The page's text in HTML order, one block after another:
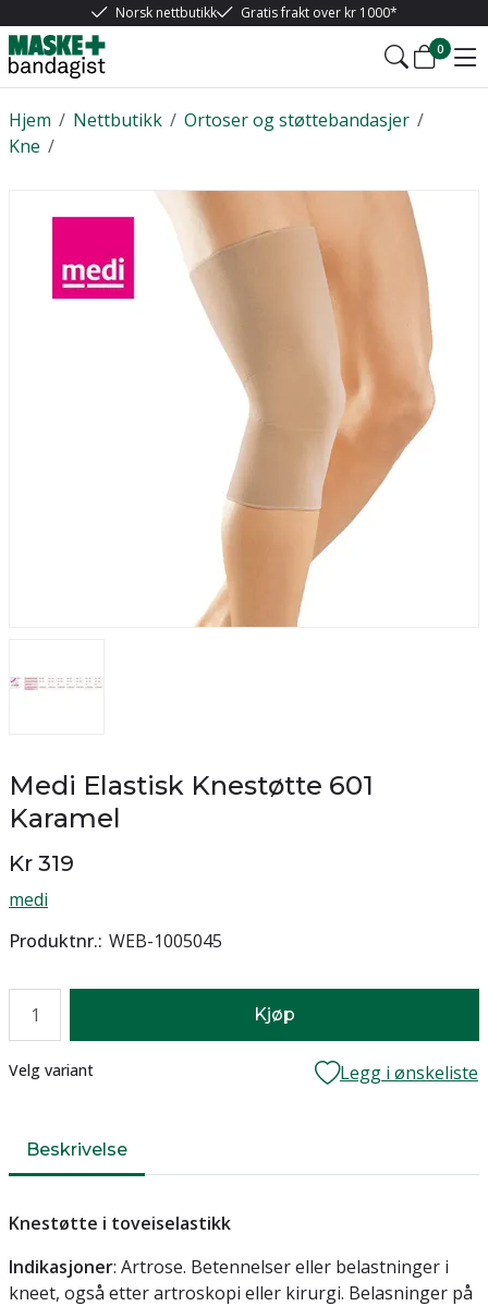
Norsk nettbutikk Gratis frakt over kr 1000*
0
/
Hjem /
Nettbutikk /
Ortoser og støttebandasjer
/
Kne
Medi Elastisk Knestøtte 601
Karamel
Kr 319
medi
Produktnr. WEB-1005045
Kjøp
Lager
Velg variant Legg i ønskeliste
Beskrivelse
Knestøtte i toveiselastikk
Indikasjoner: Artrose. Betennelser eller belastninger i
kneet, også etter artroskopi eller kirurgi. Belasninger på